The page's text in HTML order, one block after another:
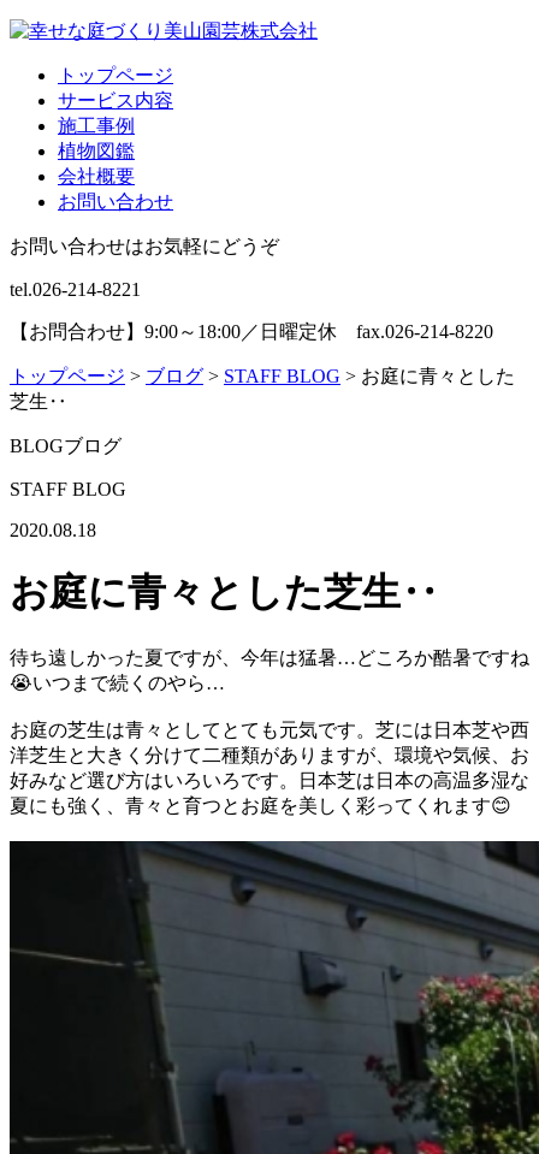
トップページ
サービス内容
施工事例
植物図鑑
会社概要
お問い合わせ
お問い合わせはお気軽にどうぞ
tel.026-214-8221
【お問合わせ】9:00～18:00／日曜定休 fax.026-214-8220
トップページ > ブログ > STAFF BLOG > お庭に青々とした
芝生‥
BLOGブログ
STAFF BLOG
2020.08.18
お庭に青々とした芝生‥
待ち遠しかった夏ですが、今年は猛暑…どころか酷暑ですね
😭いつまで続くのやら…
お庭の芝生は青々としてとても元気です。芝には日本芝や西
洋芝生と大きく分けて二種類がありますが、環境や気候、お
好みなど選び方はいろいろです。日本芝は日本の高温多湿な
夏にも強く、青々と育つとお庭を美しく彩ってくれます😊